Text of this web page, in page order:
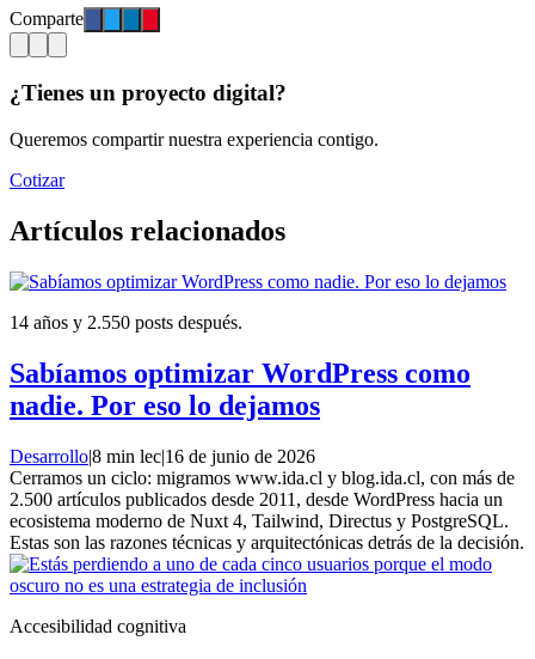
Comparte
¿Tienes un proyecto digital?
Queremos compartir nuestra experiencia contigo.
Cotizar
Artículos relacionados
14 años y 2.550 posts después.
Sabíamos optimizar WordPress como
nadie. Por eso lo dejamos
Desarrollo|8 min lec|16 de junio de 2026
Cerramos un ciclo: migramos www.ida.cl y blog.ida.cl, con más de
2.500 artículos publicados desde 2011, desde WordPress hacia un
ecosistema moderno de Nuxt 4, Tailwind, Directus y PostgreSQL.
Estas son las razones técnicas y arquitectónicas detrás de la decisión.
Accesibilidad cognitiva